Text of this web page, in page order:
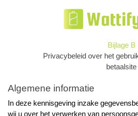
Bijlage B
Privacybeleid over het
betaalsite
Algemene informatie
In deze kennisgeving inzake
wij u over het verwerken van